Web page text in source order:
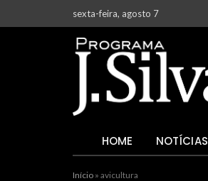
sexta-feira, agosto 7
HOME NOTÍCIAS
Início » avicultura